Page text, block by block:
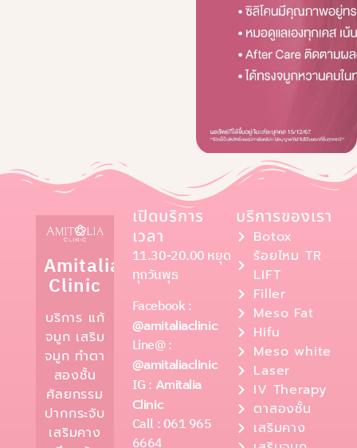
Amitalia
Clinic
บริการ แก้
จมูก เสริม
จมูก ทำตา
สองชั้น
ศัลยกรรม
ปากกระจับ
เสริมคาง
เปิดบริการ
เวลา
11.30-20.00 หยุด
ทุกวันพุธ
Facebook :
@amitaliaclinic
Line@ :
@amitaliaclinic
IG : Amitalia
Clinic
Call : 061 965
บริการของเรา
Botox
ร้อยไหม TR
LIFT
Filler
Meso Fat
Hifu
Meso white
Laser
IV Therapy
ตาสองชั้น
เสริมคาง